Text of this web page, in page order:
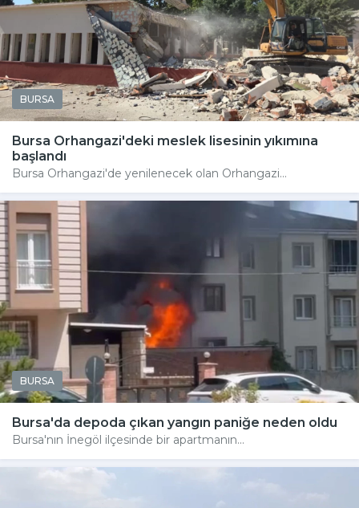
BURSA
Bursa Orhangazi'deki meslek lisesinin yıkımına
başlandı
Bursa Orhangazi'de yenilenecek olan Orhangazi...
BURSA
Bursa'da depoda çıkan yangın paniğe neden oldu
Bursa'nın İnegöl ilçesinde bir apartmanın...